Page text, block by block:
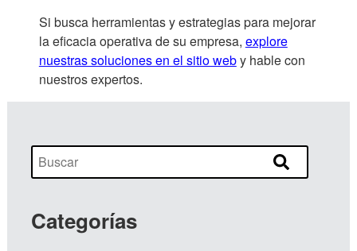
Si busca herramientas y estrategias para mejorar
la eficacia operativa de su empresa, explore
nuestras soluciones en el sitio weby hable con
nuestros expertos.
Categorías